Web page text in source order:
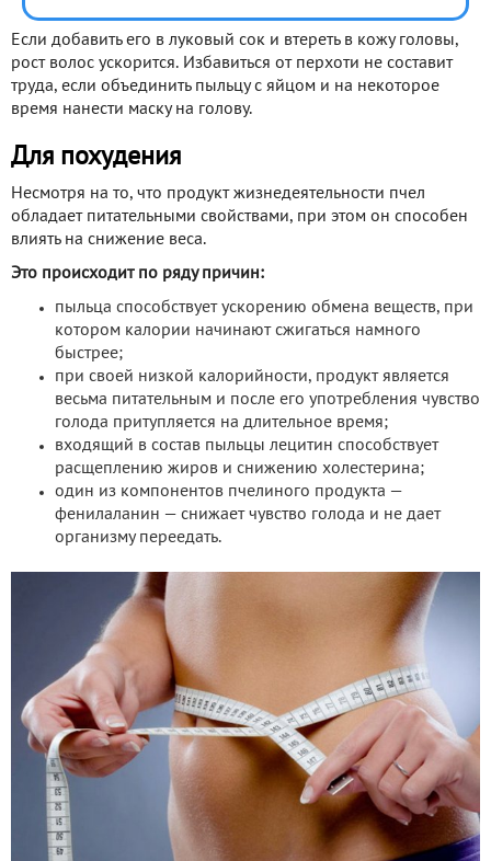
Если добавить его в луковый сок и втереть в кожу головы,
рост волос ускорится. Избавиться от перхоти не составит
труда, если объединить пыльцу с яйцом и на некоторое
время нанести маску на голову.
Для похудения
Несмотря на то, что продукт жизнедеятельности пчел
обладает питательными свойствами, при этом он способен
влиять на снижение веса.
Это происходит по ряду причин:
пыльца способствует ускорению обмена веществ, при
котором калории начинают сжигаться намного
быстрее;
при своей низкой калорийности, продукт является
весьма питательным и после его употребления чувство
голода притупляется на длительное время;
входящий в состав пыльцы лецитин способствует
расщеплению жиров и снижению холестерина;
один из компонентов пчелиного продукта —
фенилаланин — снижает чувство голода и не дает
организму переедать.